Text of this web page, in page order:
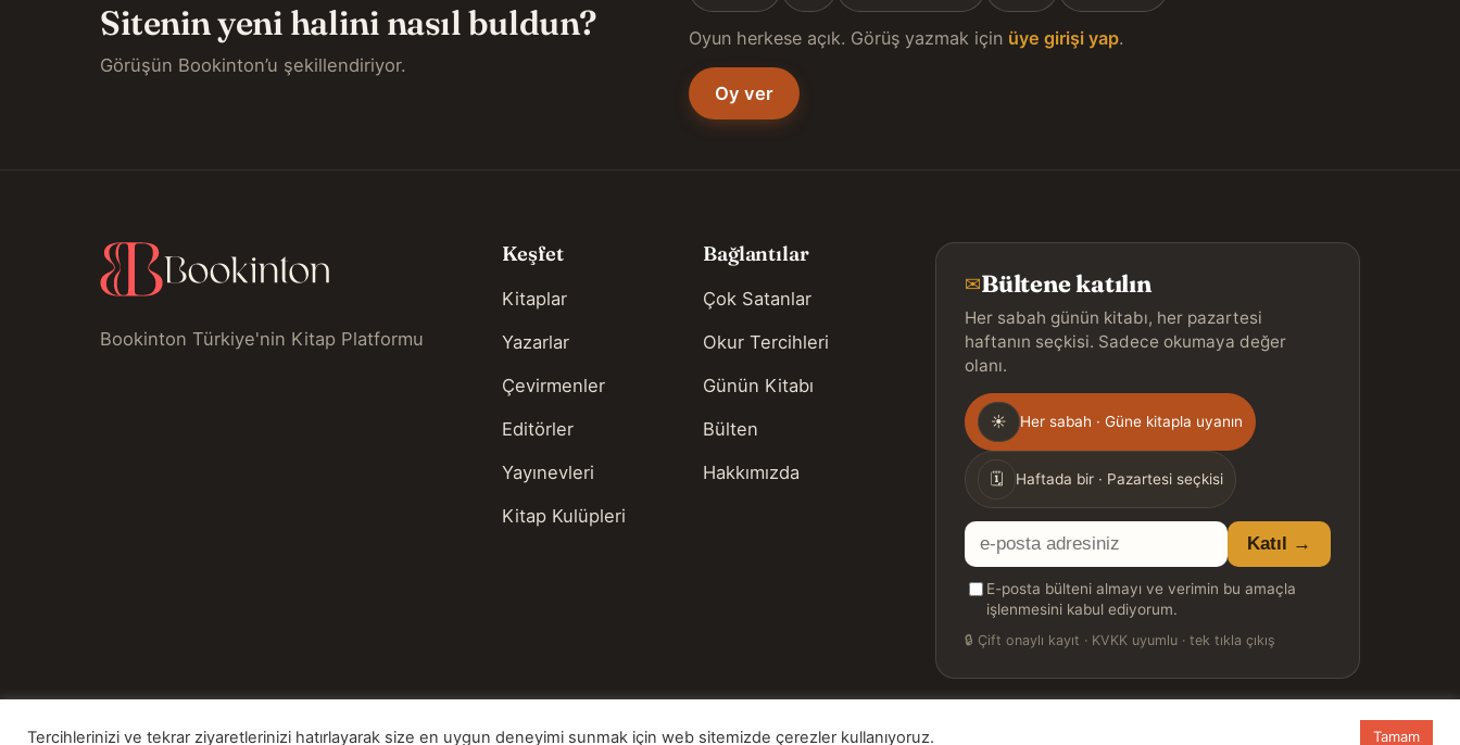
Sitenin yeni halini nasıl buldun?
Görüşün Bookinton’u şekillendiriyor.
Oyun herkese açık. Görüş yazmak için üye girişi yap.
Oy ver
Bookinton Türkiye'nin Kitap Platformu
Keşfet
Kitaplar
Yazarlar
Çevirmenler
Editörler
Yayınevleri
Kitap Kulüpleri
Bağlantılar
Çok Satanlar
Okur Tercihleri
Günün Kitabı
Bülten
Hakkımızda
✉Bültene katılın
Her sabah günün kitabı, her pazartesi
haftanın seçkisi. Sadece okumaya değer
olanı.
Gönderim
sıklığı
☀ Her sabah · Güne kitapla uyanın
🗓 Haftada bir · Pazartesi seçkisi
E-
posta
adresiniz
Katıl →
E-posta bülteni almayı ve verimin bu amaçla
işlenmesini kabul ediyorum.
🔒 Çift onaylı kayıt · KVKK uyumlu · tek tıkla çıkış
Tercihlerinizi ve tekrar ziyaretlerinizi hatırlayarak size en uygun deneyimi sunmak için web sitemizde çerezler kullanıyoruz. Tamam